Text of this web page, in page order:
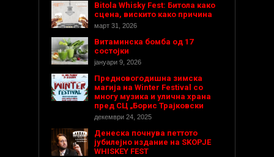
Bitola Whisky Fest: Битола како
сцена, вискито како причина
март 31, 2026
Витаминска бомба од 17
состојки
јануари 9, 2026
Предновогодишнa зимска
магија на Winter Festival со
многу музика и улична храна
пред СЦ „Борис Трајковски
декември 24, 2025
Денеска почнува петтото
јубилејно издание на SKOPJE
WHISKEY FEST